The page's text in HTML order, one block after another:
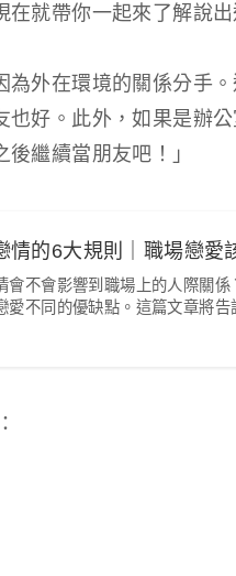
在就帶你一起來了解說
為外在環境的關係分手
好。此外，如果是辦
繼續當朋友吧！」
情的6大規則｜職場戀愛
會不會影響到職場上的人際關
愛不同的優缺點。這篇文章將